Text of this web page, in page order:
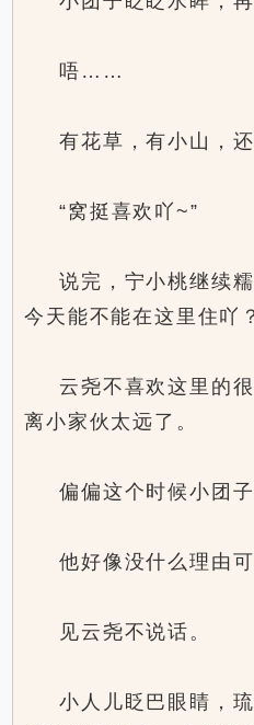
唔……
有花草，有小山，还
“窝挺喜欢吖~”
说完，宁小桃继续
今天能不能在这里住吖
云尧不喜欢这里的
离小家伙太远了。
偏偏这个时候小团
他好像没什么理由可
见云尧不说话。
小人儿眨巴眼睛，